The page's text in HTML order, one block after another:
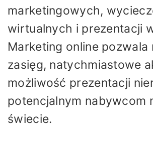
marketingowych,
wirtualnych i prezentacji
Marketing online pozwala
zasięg, natychmiastowe
możliwość prezentacji
potencjalnym nabywcom
świecie.